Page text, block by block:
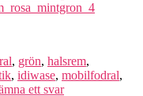
, grön, halsrem,
, idiwase, mobilfodral,
ett svar